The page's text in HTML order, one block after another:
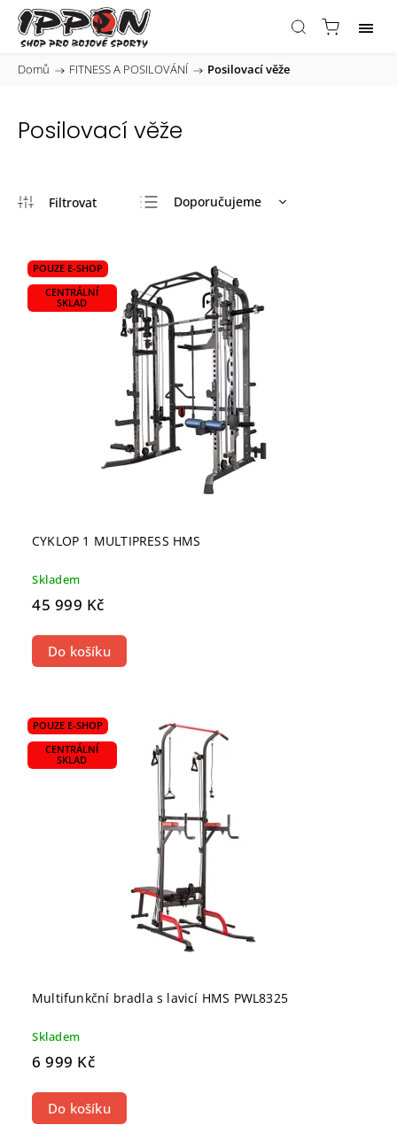
Domů / FITNESS A POSILOVÁNÍ / Posilovací věže
Posilovací věže
Doporučujeme
Nejprodávanější
Abecedně
POUZE E-SHOP
CENTRÁLNÍ
SKLAD
CYKLOP 1 MULTIPRESS HMS
Skladem
45 999 Kč
Do košíku
POUZE E-SHOP
CENTRÁLNÍ
SKLAD
Multifunkční bradla s lavicí HMS PWL8325
Skladem
6 999 Kč
Do košíku